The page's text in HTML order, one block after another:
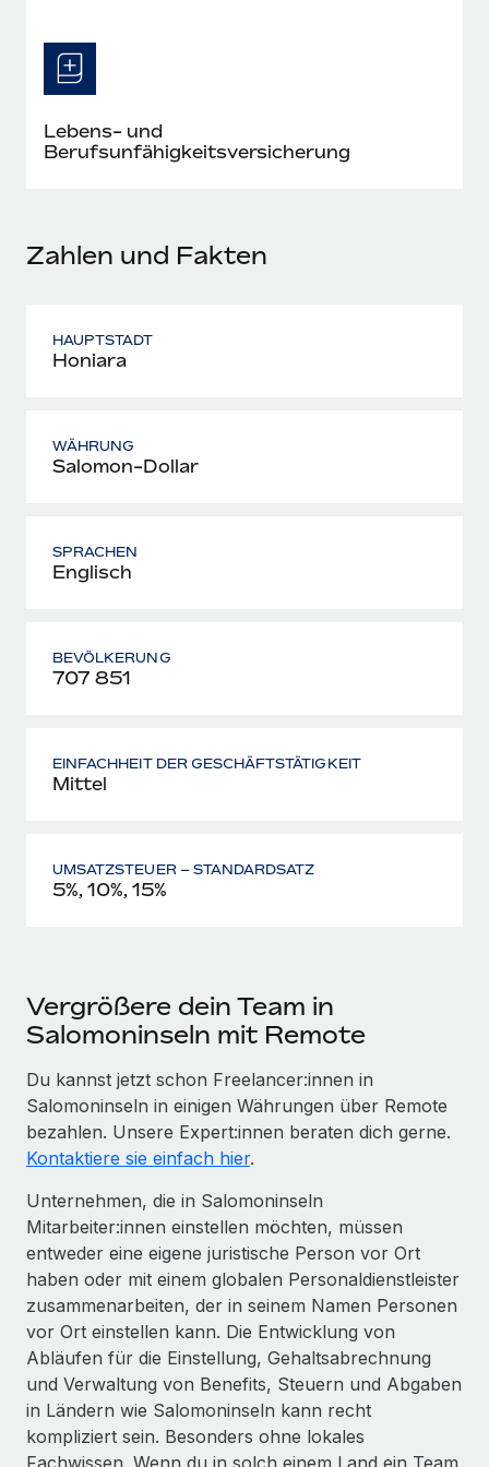
Lebens- und
Berufsunfähigkeitsversicherung
Zahlen und Fakten
HAUPTSTADT
Honiara
WÄHRUNG
Salomon-Dollar
SPRACHEN
Englisch
BEVÖLKERUNG
707 851
EINFACHHEIT DER GESCHÄFTSTÄTIGKEIT
Mittel
UMSATZSTEUER – STANDARDSATZ
5%, 10%, 15%
Vergrößere dein Team in
Salomoninseln mit Remote
Du kannst jetzt schon Freelancer:innen in
Salomoninseln in einigen Währungen über Remote
bezahlen. Unsere Expert:innen beraten dich gerne.
Kontaktiere sie einfach hier.
Unternehmen, die in Salomoninseln
Mitarbeiter:innen einstellen möchten, müssen
entweder eine eigene juristische Person vor Ort
haben oder mit einem globalen Personaldienstleister
zusammenarbeiten, der in seinem Namen Personen
vor Ort einstellen kann. Die Entwicklung von
Abläufen für die Einstellung, Gehaltsabrechnung
und Verwaltung von Benefits, Steuern und Abgaben
in Ländern wie Salomoninseln kann recht
kompliziert sein. Besonders ohne lokales
Fachwissen. Wenn du in solch einem Land ein Team